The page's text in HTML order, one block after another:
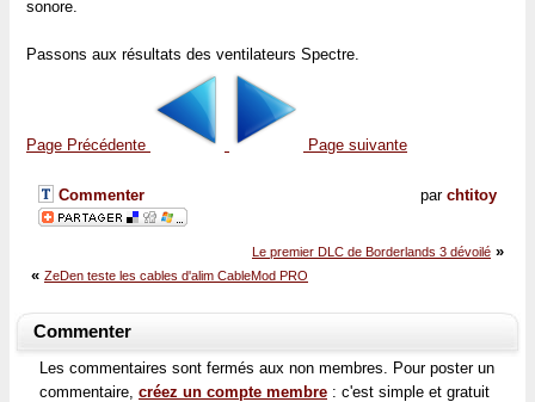
sonore.
Passons aux résultats des ventilateurs Spectre.
Page Précédente Page suivante
par chtitoy
Commenter
Le premier DLC de Borderlands 3 dévoilé »
« ZeDen teste les cables d'alim CableMod PRO
Commenter
Les commentaires sont fermés aux non membres. Pour poster un
commentaire, créez un compte membre : c'est simple et gratuit